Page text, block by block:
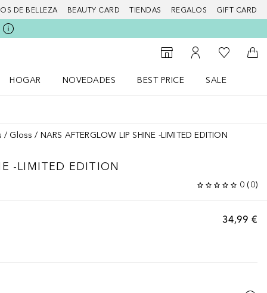
DE BELLEZA BEAUTY CARD TIENDAS REGALOS GIFT CARD
Al Storefinder
Mi cuenta
Mi lista de
A
HOGAR
NOVEDADES
BEST PRICE
SALE
Gloss NARS AFTERGLOW LIP SHINE -LIMITED EDITION
-LIMITED EDITION
0 (0)
34,99 €